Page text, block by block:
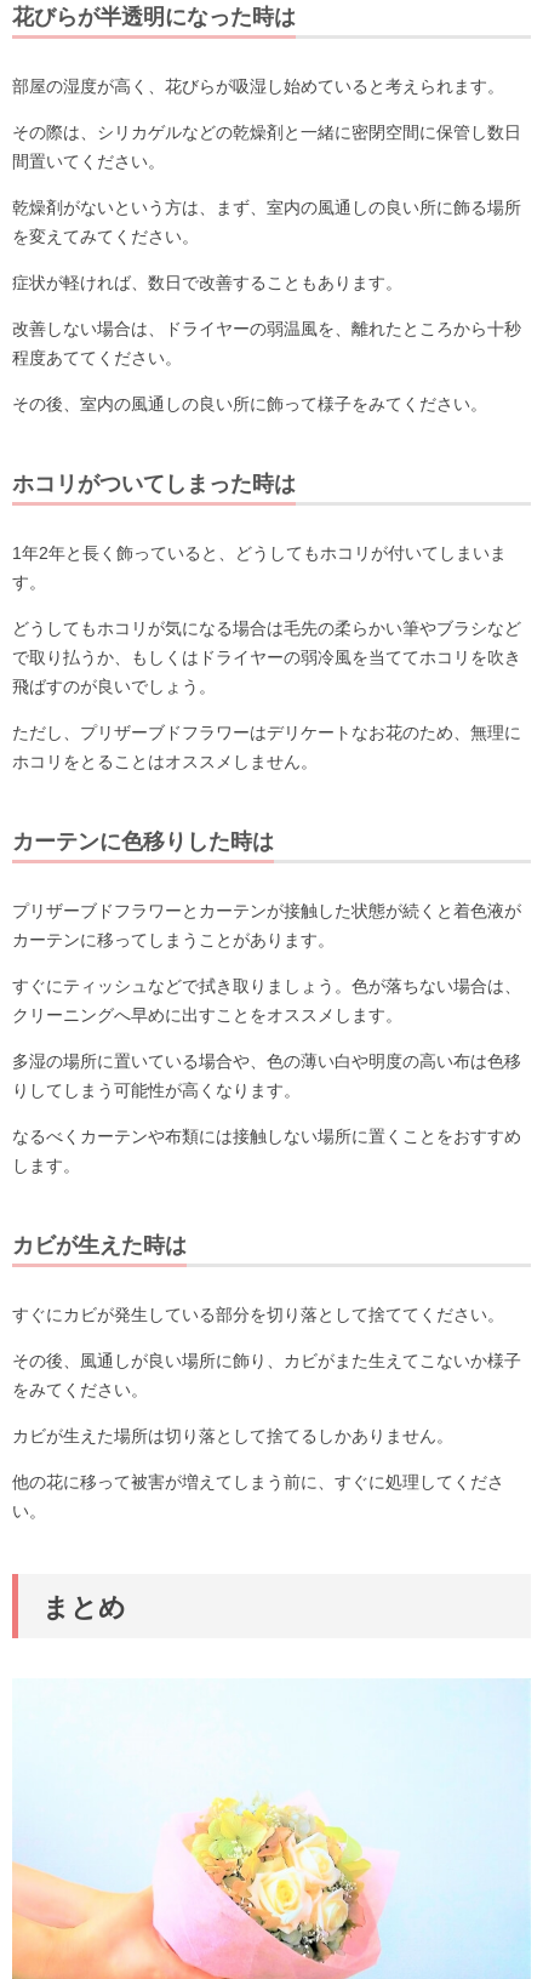
花びらが半透明になった時は
部屋の湿度が高く、花びらが吸湿し始めていると考えられます。
その際は、シリカゲルなどの乾燥剤と一緒に密閉空間に保管し数日
間置いてください。
乾燥剤がないという方は、まず、室内の風通しの良い所に飾る場所
を変えてみてください。
症状が軽ければ、数日で改善することもあります。
改善しない場合は、ドライヤーの弱温風を、離れたところから十秒
程度あててください。
その後、室内の風通しの良い所に飾って様子をみてください。
ホコリがついてしまった時は
1年2年と長く飾っていると、どうしてもホコリが付いてしまいま
す。
どうしてもホコリが気になる場合は毛先の柔らかい筆やブラシなど
で取り払うか、もしくはドライヤーの弱冷風を当ててホコリを吹き
飛ばすのが良いでしょう。
ただし、プリザーブドフラワーはデリケートなお花のため、無理に
ホコリをとることはオススメしません。
カーテンに色移りした時は
プリザーブドフラワーとカーテンが接触した状態が続くと着色液が
カーテンに移ってしまうことがあります。
すぐにティッシュなどで拭き取りましょう。色が落ちない場合は、
クリーニングへ早めに出すことをオススメします。
多湿の場所に置いている場合や、色の薄い白や明度の高い布は色移
りしてしまう可能性が高くなります。
なるべくカーテンや布類には接触しない場所に置くことをおすすめ
します。
カビが生えた時は
すぐにカビが発生している部分を切り落として捨ててください。
その後、風通しが良い場所に飾り、カビがまた生えてこないか様子
をみてください。
カビが生えた場所は切り落として捨てるしかありません。
他の花に移って被害が増えてしまう前に、すぐに処理してくださ
い。
まとめ